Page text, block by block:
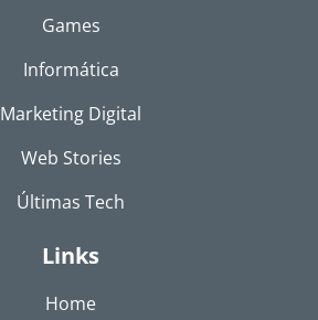
Games
Informática
Marketing Digital
Web Stories
Últimas Tech
Links
Home